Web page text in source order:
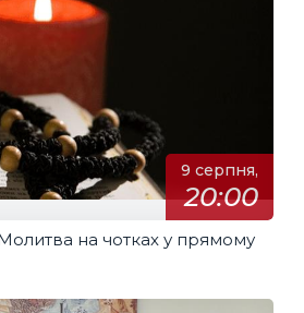
9 серпня,
20:00
на чотках у прямому